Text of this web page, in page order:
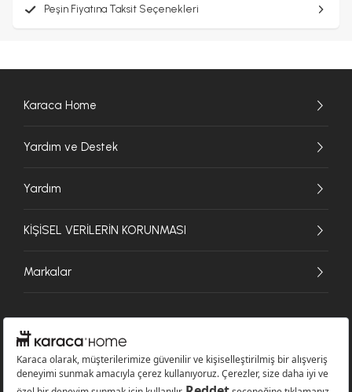
Peşin Fiyatına Taksit Seçenekleri
Karaca Home
Yardım ve Destek
Yardım
KİŞİSEL VERİLERİN KORUNMASI
Markalar